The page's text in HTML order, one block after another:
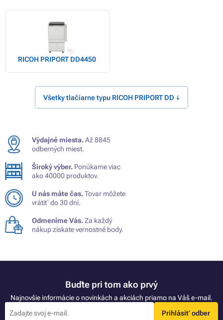
RICOH PRIPORT DD4450
Všetky tlačiarne typu RICOH PRIPORT DD ↓
Výdajné miesta.Až 8845
odberných miest.
Široký výber. Ponúkame viac
ako 40000 produktov.
U nás máte čas.Tovar môžete
vrátiť do 30 dní.
Odmeníme Vás.Za každý
nákup získate vernostné body.
Buďte pri tom ako prvý
Najnovšie informácie o novinkách a akciách priamo na Váš e-mail.
Prihlásiť odber